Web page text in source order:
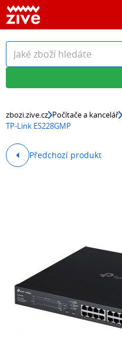
zbozi.zive.cz Počítače a kancelář
TP-Link ES228GMP
Předchozí produkt